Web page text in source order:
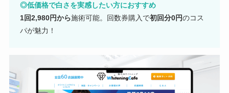
◎低価格で白さを実感したい方におすすめ
1回2,980円から施術可能。回数券購入で初回分0円のコス
パが魅力！